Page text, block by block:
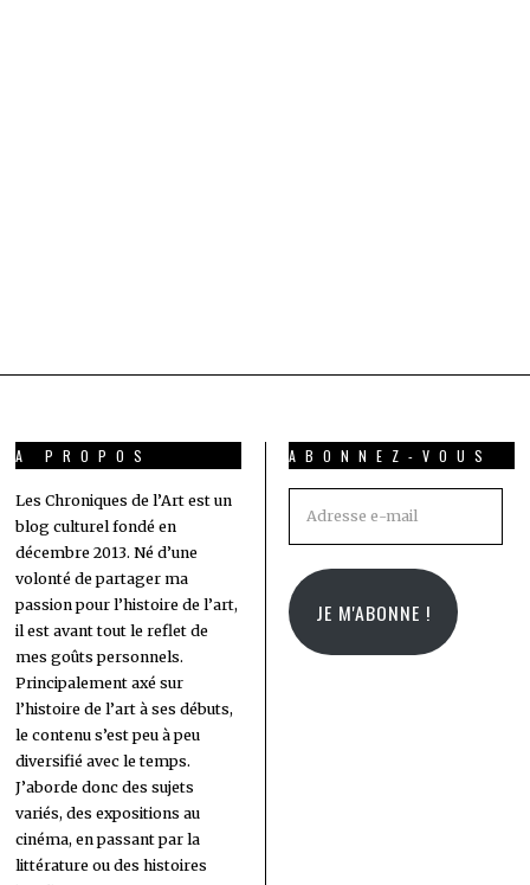
A PROPOS
Les Chroniques de l’Art est un
blog culturel fondé en
décembre 2013. Né d’une
volonté de partager ma
passion pour l’histoire de l’art,
il est avant tout le reflet de
mes goûts personnels.
Principalement axé sur
l’histoire de l’art à ses débuts,
le contenu s’est peu à peu
diversifié avec le temps.
J’aborde donc des sujets
variés, des expositions au
cinéma, en passant par la
littérature ou des histoires
ABONNEZ-VOUS
JE M'ABONNE !